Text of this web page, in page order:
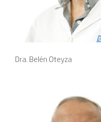
Dra. Belén Oteyza